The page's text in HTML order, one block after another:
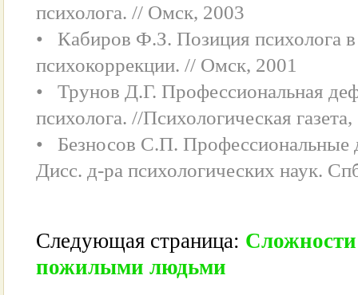
психолога. // Омск, 2003
• Кабиров Ф.З. Позиция психолога в
психокоррекции. // Омск, 2001
• Трунов Д.Г. Профессиональная
психолога. //Психологическая
• Безносов С.П. Профессиональные
Дисс. д-ра психологических наук.
Следующая страница:
пожилыми людьми